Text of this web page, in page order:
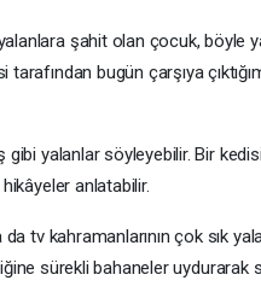
şahit olan çocuk, böyle
bugün çarşıya
yalanlar söyleyebilir. Bir
anlatabilir.
tv kahramanlarının çok sık
sürekli bahaneler